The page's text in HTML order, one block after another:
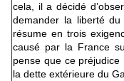
cela, il a décidé
demander la liberté
résume en trois
causé par la France
pense que ce
la dette extérieure du